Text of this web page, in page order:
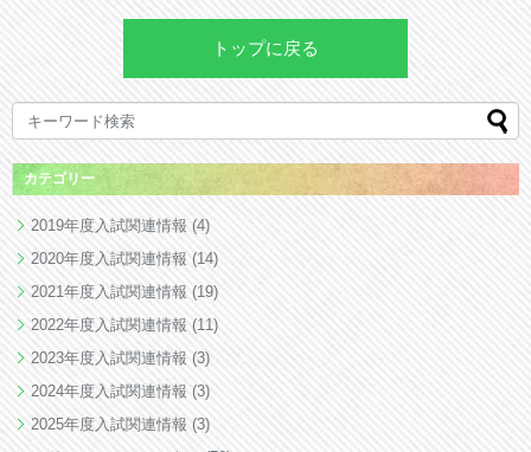
トップに戻る
カテゴリー
2019年度入試関連情報 (4)
2020年度入試関連情報 (14)
2021年度入試関連情報 (19)
2022年度入試関連情報 (11)
2023年度入試関連情報 (3)
2024年度入試関連情報 (3)
2025年度入試関連情報 (3)